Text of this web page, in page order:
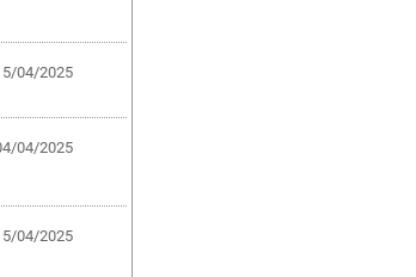
04/2025
04/2025
04/2025